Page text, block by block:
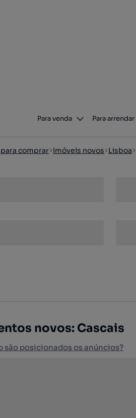
Para venda Para arrendar
comprar Imóveis novos Lisboa
novos: Cascais
são posicionados os anúncios?